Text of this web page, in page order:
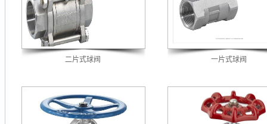
二片式球阀 一片式球阀